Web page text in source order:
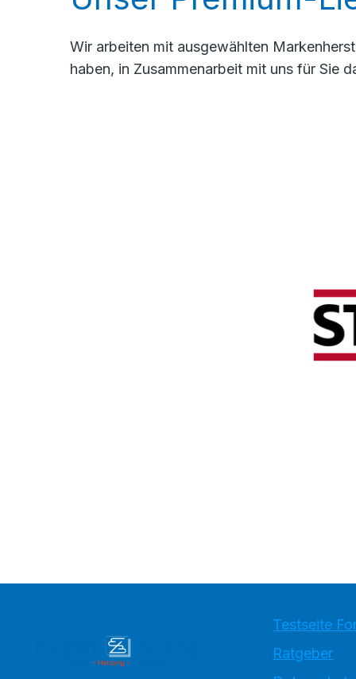
Wir arbeiten mit ausgewählten
haben, in Zusammenarbeit mit uns für Sie
Testseite
Ratgeber